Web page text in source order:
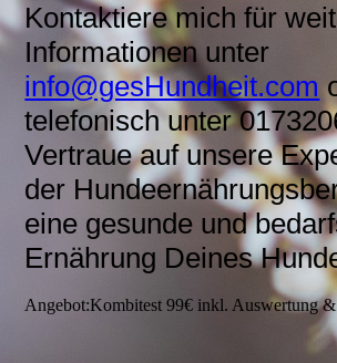
Kontaktiere mich für
Informationen unter
info@gesHundheit.com
telefonisch unter
Vertraue auf unsere
der
eine gesunde und
Ernährung Deines
Angebot:Kombitest 99€ inkl. Auswertung